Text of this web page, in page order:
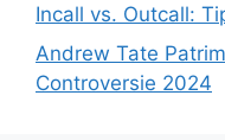
Incall vs. Outcall:
Andrew Tate
Controversie 2024